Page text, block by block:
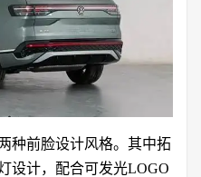
种前脸设计风格。其中拓
设计，配合可发光LOGO